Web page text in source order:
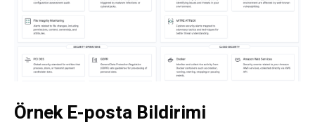
Örnek E-posta Bildirimi